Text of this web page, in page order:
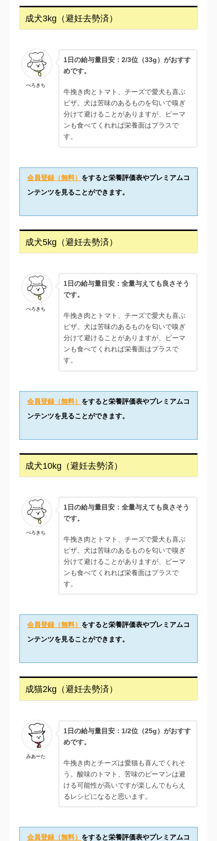
成犬3kg（避妊去勢済）
ぺろきち
1日の給与量目安：2/3位（33g）がおすす
めです。
牛挽き肉とトマト、チーズで愛犬も喜ぶ
ピザ。犬は苦味のあるものを匂いで嗅ぎ
分けて避けることがありますが、ピーマ
ンも食べてくれれば栄養面はプラスで
す。
会員登録（無料） をすると栄養評価表やプレミアムコ
ンテンツを見ることができます。
成犬5kg（避妊去勢済）
ぺろきち
1日の給与量目安：全量与えても良さそう
です。
牛挽き肉とトマト、チーズで愛犬も喜ぶ
ピザ。犬は苦味のあるものを匂いで嗅ぎ
分けて避けることがありますが、ピーマ
ンも食べてくれれば栄養面はプラスで
す。
会員登録（無料） をすると栄養評価表やプレミアムコ
ンテンツを見ることができます。
成犬10kg（避妊去勢済）
ぺろきち
1日の給与量目安：全量与えても良さそう
です。
牛挽き肉とトマト、チーズで愛犬も喜ぶ
ピザ。犬は苦味のあるものを匂いで嗅ぎ
分けて避けることがありますが、ピーマ
ンも食べてくれれば栄養面はプラスで
す。
会員登録（無料） をすると栄養評価表やプレミアムコ
ンテンツを見ることができます。
成猫2kg（避妊去勢済）
みあーた
1日の給与量目安：1/2位（25g）がおすす
めです。
牛挽き肉とチーズは愛猫も喜んでくれそ
う。酸味のトマト、苦味のピーマンは避
ける可能性が高いですが楽しんでもらえ
るレシピになると思います。
会員登録（無料） をすると栄養評価表やプレミアムコ